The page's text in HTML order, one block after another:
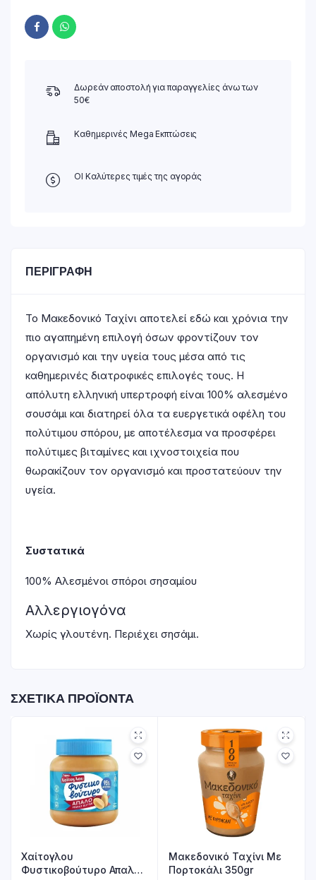
Δωρεάν αποστολή για παραγγελίες άνω των
50€
Καθημερινές Mega Εκπτώσεις
ΟΙ Καλύτερες τιμές της αγοράς
ΠΕΡΙΓΡΑΦΉ
Το Μακεδονικό Ταχίνι αποτελεί εδώ και χρόνια την
πιο αγαπημένη επιλογή όσων φροντίζουν τον
οργανισμό και την υγεία τους μέσα από τις
καθημερινές διατροφικές επιλογές τους. Η
απόλυτη ελληνική υπερτροφή είναι 100% αλεσμένο
σουσάμι και διατηρεί όλα τα ευεργετικά οφέλη του
πολύτιμου σπόρου, με αποτέλεσμα να προσφέρει
πολύτιμες βιταμίνες και ιχνοστοιχεία που
θωρακίζουν τον οργανισμό και προστατεύουν την
υγεία.
Συστατικά
100% Αλεσμένοι σπόροι σησαμίου
Αλλεργιογόνα
Χωρίς γλουτένη. Περιέχει σησάμι.
ΣΧΕΤΙΚΆ ΠΡΟΪΌΝΤΑ
Χαίτογλου
Φυστικοβούτυρο Απαλό
Μακεδονικό Ταχίνι Με
Πορτοκάλι 350gr